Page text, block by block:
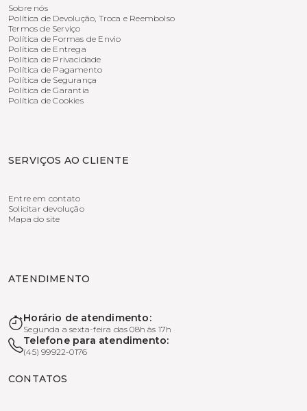
Sobre nós
Política de Devolução, Troca e Reembolso
Termos de Serviço
Política de Formas de Envio
Política de Entrega
Política de Privacidade
Política de Pagamento
Política de Segurança
Política de Garantia
Política de Cookies
SERVIÇOS AO CLIENTE
Entre em contato
Solicitar devolução
Mapa do site
ATENDIMENTO
Horário de atendimento:
Segunda a sexta-feira das 08h às 17h
Telefone para atendimento:
(45) 99922-0176
CONTATOS